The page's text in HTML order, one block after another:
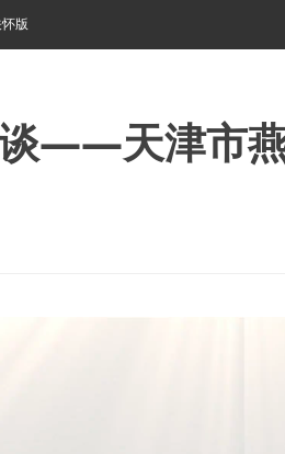
版
——天津市